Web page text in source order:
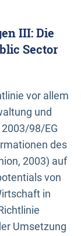
III: Die
Sector
vor allem
und
98/EG
des
2003) auf
von
in
Umsetzung